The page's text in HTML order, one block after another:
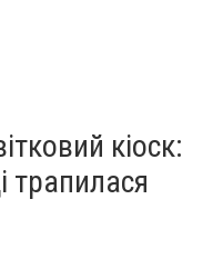
кіоск:
трапилася